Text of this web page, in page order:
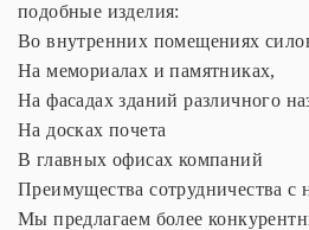
подобные изделия:
Во внутренних помещениях
На мемориалах и памятниках,
На фасадах зданий различного
На досках почета
В главных офисах компаний
Преимущества сотрудничества с
Мы предлагаем более